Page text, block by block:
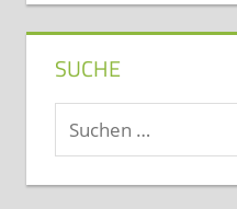
SUCHE
Suchen
nach: